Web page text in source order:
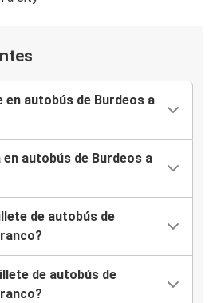
en autobús de Burdeos a
autobús de Burdeos a
de autobús de
de autobús de